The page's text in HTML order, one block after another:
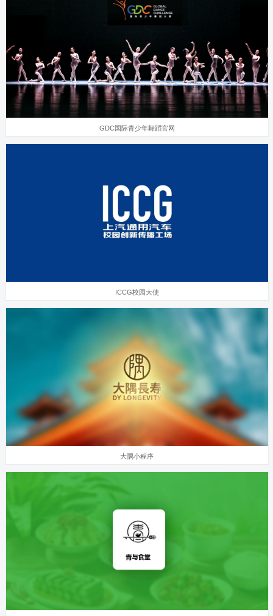
GDC国际青少年舞蹈官网
ICCG校园大使
大隅小程序